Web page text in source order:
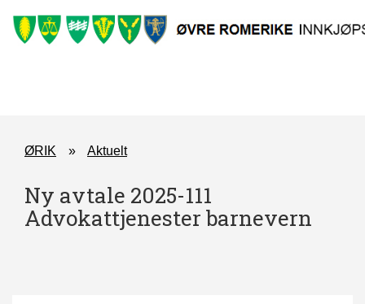
ØRIK Aktuelt
Ny avtale 2025-111
Advokattjenester barnevern